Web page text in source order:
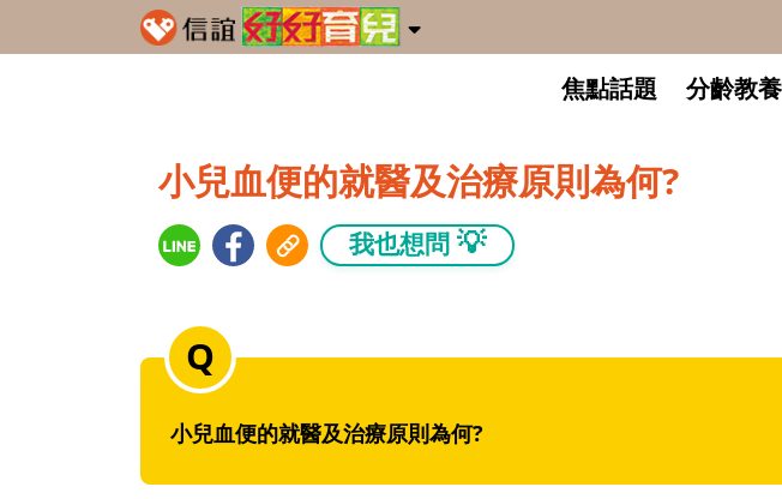
焦點話題 分齡教養
小兒血便的就醫及治療原則為何?
我也想問 💡
小兒血便的就醫及治療原則為何?